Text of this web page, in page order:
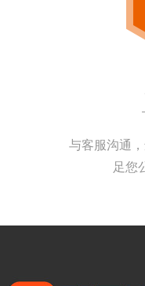
与客服沟通
足您